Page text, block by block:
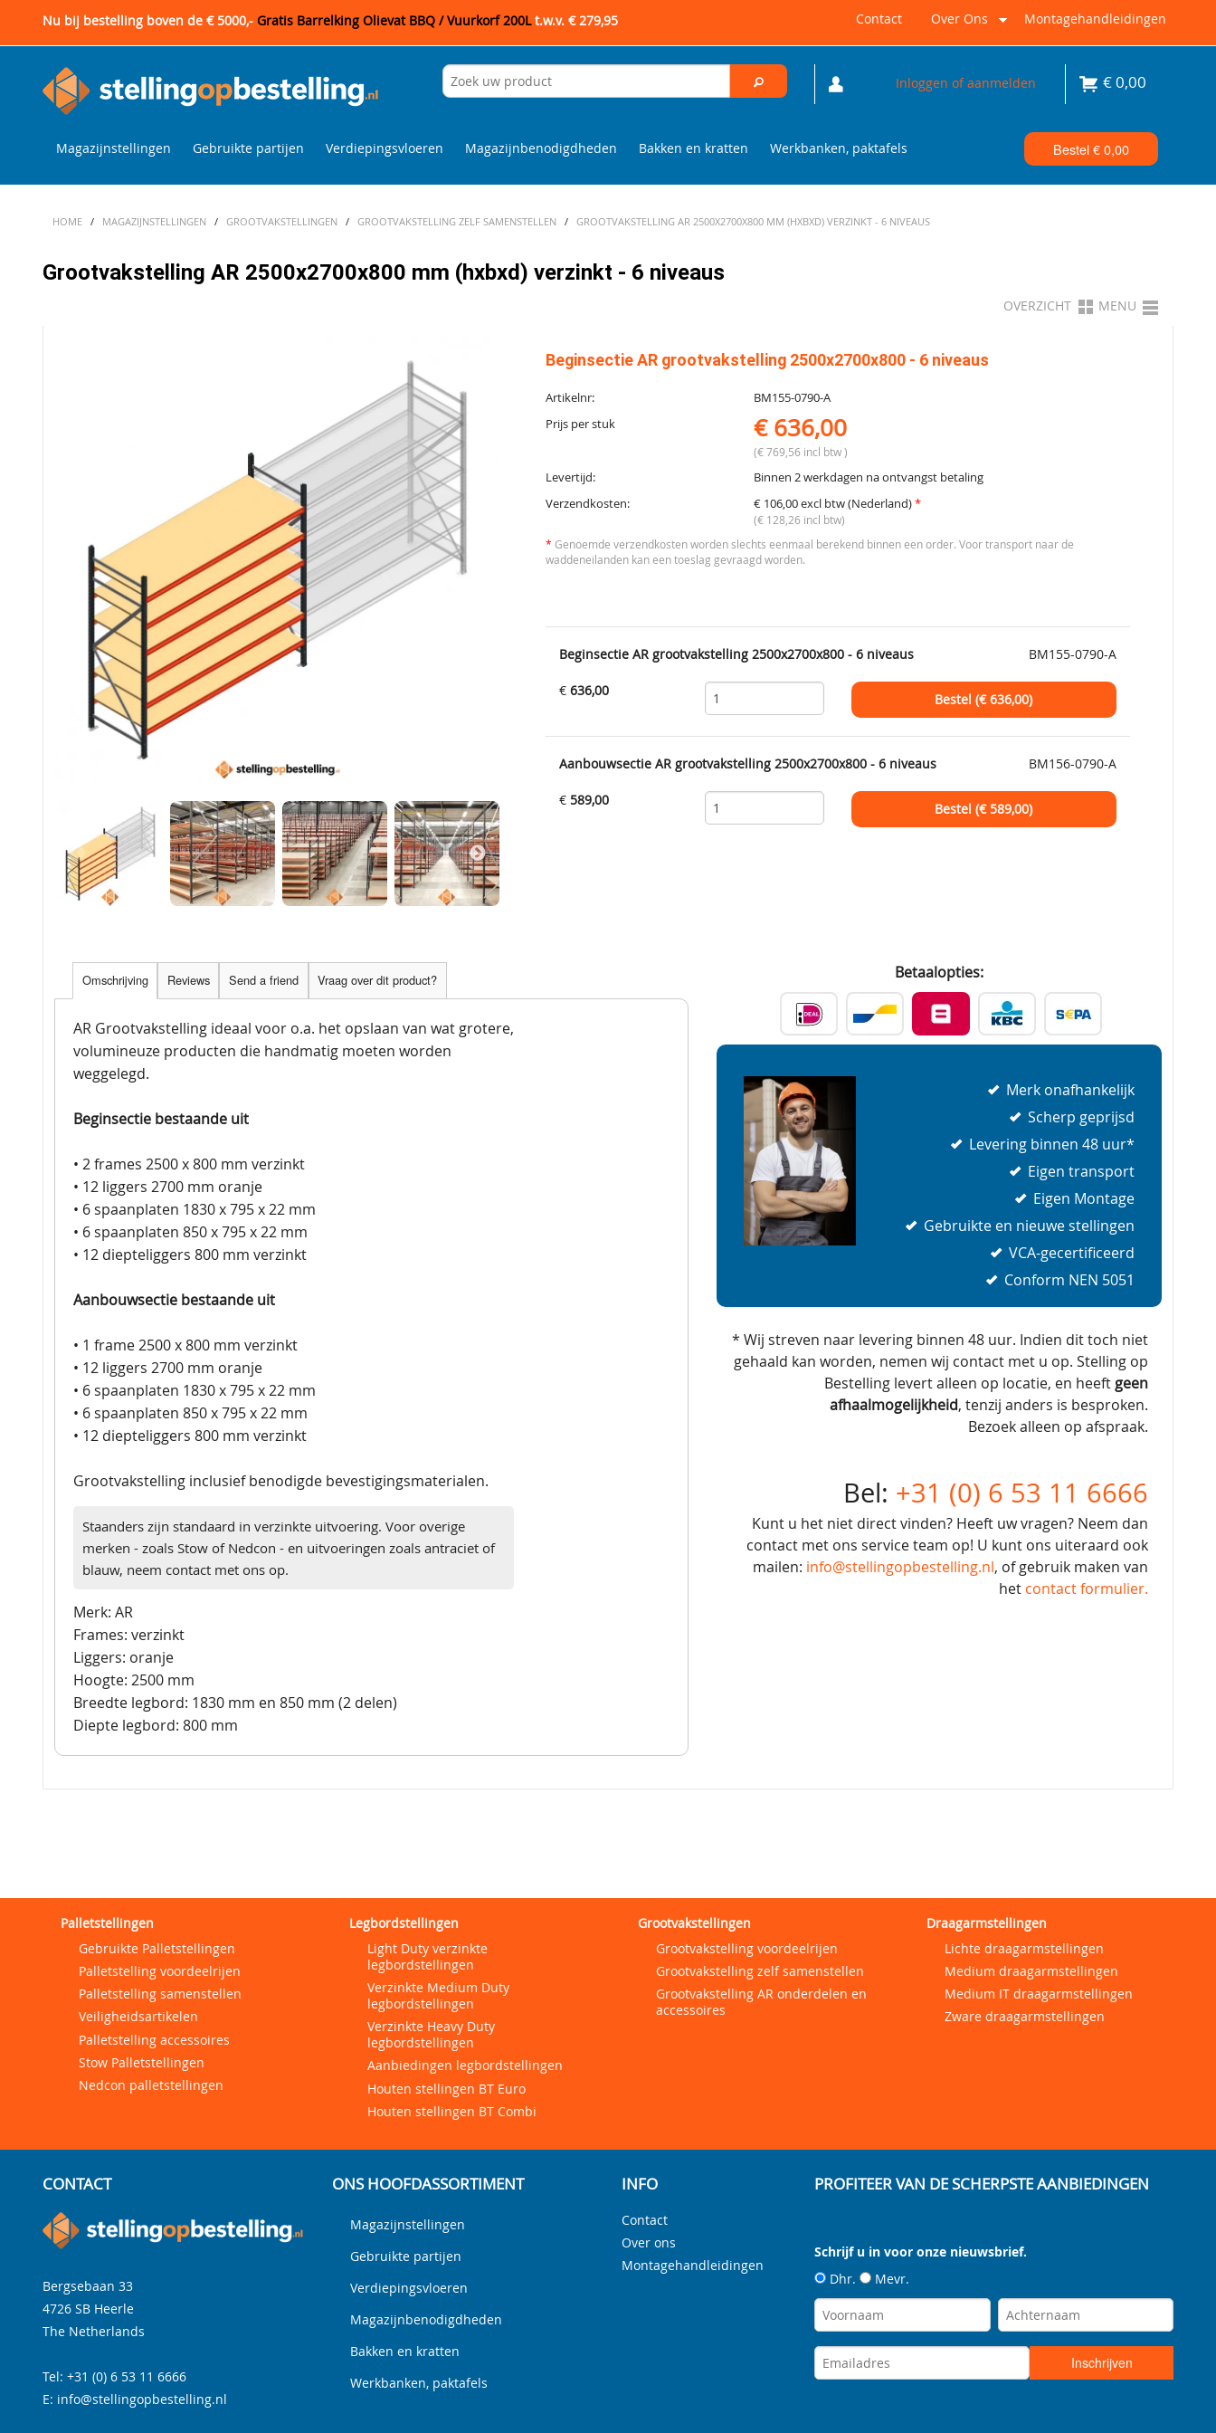
Nu bij bestelling boven de € 5000,- Gratis Barrelking Olievat BBQ / Vuurkorf 200Lt.w.v. € 279,95 Contact Over Ons Montagehandleidingen
Inloggen of aanmelden €0,00
Magazijnstellingen Gebruikte partijen Verdiepingsvloeren Magazijnbenodigdheden Bakken en kratten Werkbanken, paktafels Bestel €0,00
HOME / MAGAZIJNSTELLINGEN / GROOTVAKSTELLINGEN / GROOTVAKSTELLING ZELF SAMENSTELLEN / GROOTVAKSTELLING AR 2500X2700X800 MM (HXBXD) VERZINKT - 6 NIVEAUS
Grootvakstelling AR 2500x2700x800 mm (hxbxd) verzinkt - 6 niveaus
OVERZICHT MENU
Beginsectie AR grootvakstelling 2500x2700x800 - 6 niveaus
Artikelnr:
BM155-0790-A
Prijs per stuk
€ 636,00
(€ 769,56 incl btw )
Levertijd:
Binnen 2 werkdagen na ontvangst betaling
Verzendkosten:
€ 106,00 excl btw (Nederland)*
(€ 128,26 incl btw)
* Genoemde verzendkosten worden slechts eenmaal berekend binnen een order. Voor transport naar de
waddeneilanden kan een toeslag gevraagd worden.
Beginsectie AR grootvakstelling 2500x2700x800 - 6 niveaus BM155-0790-A
€ 636,00
Bestel (€636,00)
Aanbouwsectie AR grootvakstelling 2500x2700x800 - 6 niveaus BM156-0790-A
€ 589,00
Bestel (€ 589,00)
Betaalopties:
Merk onafhankelijk
Scherp geprijsd
Levering binnen 48 uur*
Eigen transport
Eigen Montage
Gebruikte en nieuwe stellingen
VCA-gecertificeerd
Conform NEN 5051
* Wij streven naar levering binnen 48 uur. Indien dit toch niet
gehaald kan worden, nemen wij contact met u op. Stelling op
Bestelling levert alleen op locatie, en heeft geen
afhaalmogelijkheid, tenzij anders is besproken.
Bezoek alleen op afspraak.
Bel: +31 (0) 6 53 11 6666
Kunt u het niet direct vinden? Heeft uw vragen? Neem dan
contact met ons service team op! U kunt ons uiteraard ook
mailen: info@stellingopbestelling.nl, of gebruik maken van
het contact formulier.
Omschrijving Reviews Send a friend Vraag over dit product?
AR Grootvakstelling ideaal voor o.a. het opslaan van wat grotere,
volumineuze producten die handmatig moeten worden
weggelegd.
Beginsectie bestaande uit
• 2 frames 2500 x 800 mm verzinkt
• 12 liggers 2700 mm oranje
• 6 spaanplaten 1830 x 795 x 22 mm
• 6 spaanplaten 850 x 795 x 22 mm
• 12 diepteliggers 800 mm verzinkt
Aanbouwsectie bestaande uit
• 1 frame 2500 x 800 mm verzinkt
• 12 liggers 2700 mm oranje
• 6 spaanplaten 1830 x 795 x 22 mm
• 6 spaanplaten 850 x 795 x 22 mm
• 12 diepteliggers 800 mm verzinkt
Grootvakstelling inclusief benodigde bevestigingsmaterialen.
Staanders zijn standaard in verzinkte uitvoering. Voor overige
merken - zoals Stow of Nedcon - en uitvoeringen zoals antraciet of
blauw, neem contact met ons op.
Merk: AR
Frames: verzinkt
Liggers: oranje
Hoogte: 2500 mm
Breedte legbord: 1830 mm en 850 mm (2 delen)
Diepte legbord: 800 mm
Palletstellingen
Gebruikte Palletstellingen
Palletstelling voordeelrijen
Palletstelling samenstellen
Veiligheidsartikelen
Palletstelling accessoires
Stow Palletstellingen
Nedcon palletstellingen
Legbordstellingen
Light Duty verzinkte
legbordstellingen
Verzinkte Medium Duty
legbordstellingen
Verzinkte Heavy Duty
legbordstellingen
Aanbiedingen legbordstellingen
Houten stellingen BT Euro
Houten stellingen BT Combi
Grootvakstellingen
Grootvakstelling voordeelrijen
Grootvakstelling zelf samenstellen
Grootvakstelling AR onderdelen en
accessoires
Draagarmstellingen
Lichte draagarmstellingen
Medium draagarmstellingen
Medium IT draagarmstellingen
Zware draagarmstellingen
CONTACT
Bergsebaan 33
4726 SB Heerle
The Netherlands
Tel: +31 (0) 6 53 11 6666
E: info@stellingopbestelling.nl
ONS HOOFDASSORTIMENT
Magazijnstellingen
Gebruikte partijen
Verdiepingsvloeren
Magazijnbenodigdheden
Bakken en kratten
Werkbanken, paktafels
INFO
Contact
Over ons
Montagehandleidingen
PROFITEER VAN DE SCHERPSTE AANBIEDINGEN
Schrijf u in voor onze nieuwsbrief.
Dhr.
Mevr.